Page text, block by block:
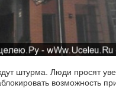
штурма. Люди просят
возможность